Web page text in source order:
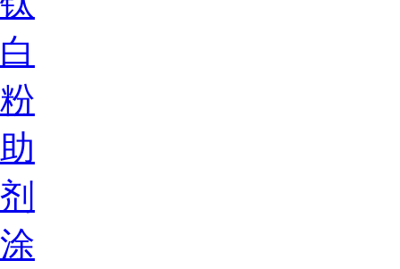
白
粉
助
剂
涂